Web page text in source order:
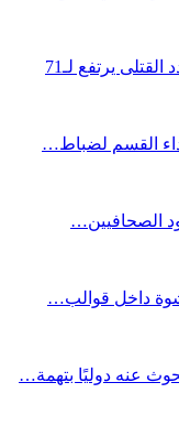
القسم لضباط…
الصحافيين…
عنه دوليًا بتهمة…